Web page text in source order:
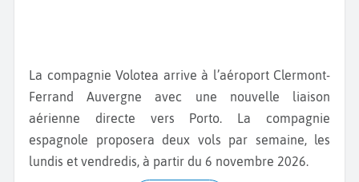
La compagnie Volotea arrive à l’aéroport Clermont-
Ferrand Auvergne avec une nouvelle liaison
aérienne directe vers Porto. La compagnie
espagnole proposera deux vols par semaine, les
lundis et vendredis, à partir du 6 novembre 2026.